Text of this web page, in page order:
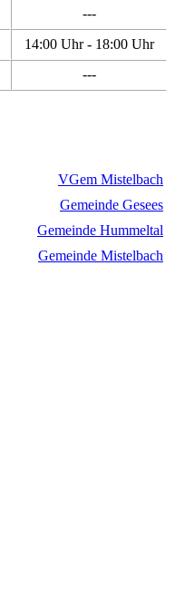
---
14:00 Uhr - 18:00 Uhr
---
VGem Mistelbach
Gemeinde Gesees
Gemeinde Hummeltal
Gemeinde Mistelbach